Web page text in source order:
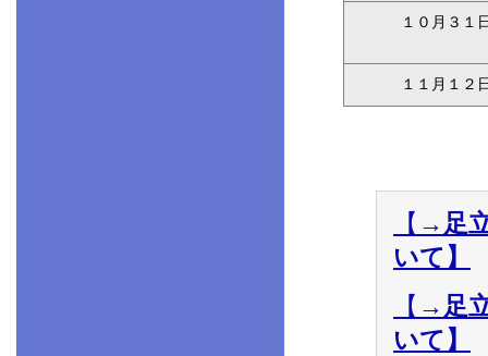
１０月３１
１１月１２
【 →足
いて】
【 →足
いて】